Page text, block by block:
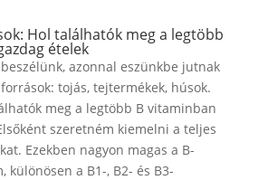
Hol találhatók meg a legtöbb
ételek
azonnal eszünkbe jutnak
tojás, tejtermékek, húsok.
meg a legtöbb B vitaminban
szeretném kiemelni a teljes
Ezekben nagyon magas a B-
különösen a B1-, B2- és B3-